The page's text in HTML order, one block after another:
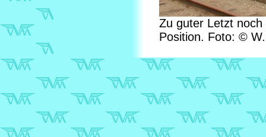
Zu guter Letzt noch
Position. Foto: ©